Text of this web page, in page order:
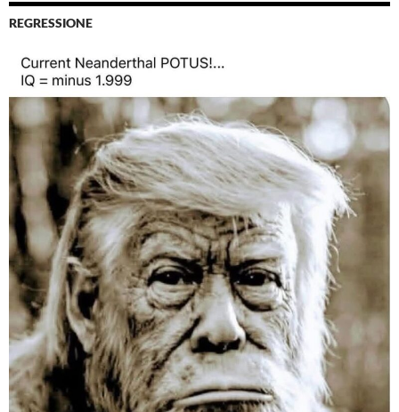
REGRESSIONE